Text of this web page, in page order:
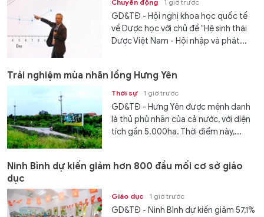
Chuyển động 1 giờ trước
GD&TĐ - Hội nghị khoa học quốc tế
về Dược học với chủ đề "Hệ sinh thái
Dược Việt Nam - Hội nhập và phát...
Trải nghiệm mùa nhãn lồng Hưng Yên
Thời sự 1 giờ trước
GD&TĐ - Hưng Yên được mệnh danh
là thủ phủ nhãn của cả nước, với diện
tích gần 5.000ha. Thời điểm này,...
Ninh Bình dự kiến giảm hơn 800 đầu mối cơ sở giáo
dục
Giáo dục 1 giờ trước
GD&TĐ - Ninh Bình dự kiến giảm 57,1%